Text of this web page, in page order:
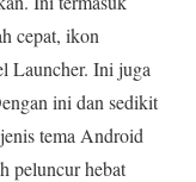
cepat, ikon
Launcher. Ini juga
ini dan sedikit
tema Android
peluncur hebat